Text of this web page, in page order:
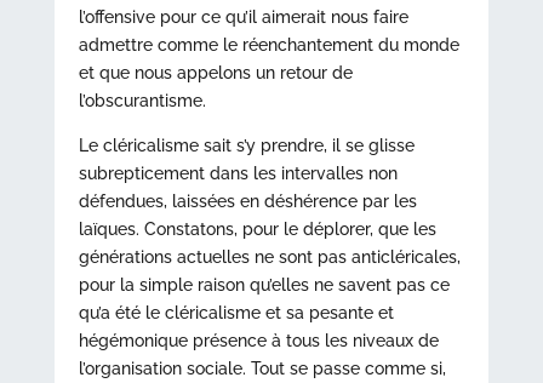
l’offensive pour ce qu’il aimerait nous faire
admettre comme le réenchantement du monde
et que nous appelons un retour de
l’obscurantisme.
Le cléricalisme sait s’y prendre, il se glisse
subrepticement dans les intervalles non
défendues, laissées en déshérence par les
laïques. Constatons, pour le déplorer, que les
générations actuelles ne sont pas anticléricales,
pour la simple raison qu’elles ne savent pas ce
qu’a été le cléricalisme et sa pesante et
hégémonique présence à tous les niveaux de
l’organisation sociale. Tout se passe comme si,